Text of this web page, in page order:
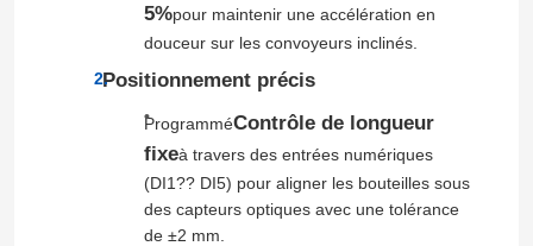
5%pour maintenir une accélération en
douceur sur les convoyeurs inclinés.
Positionnement précis
ProgramméContrôle de longueur
fixeà travers des entrées numériques
(DI1?? DI5) pour aligner les bouteilles sous
des capteurs optiques avec une tolérance
de ±2 mm.